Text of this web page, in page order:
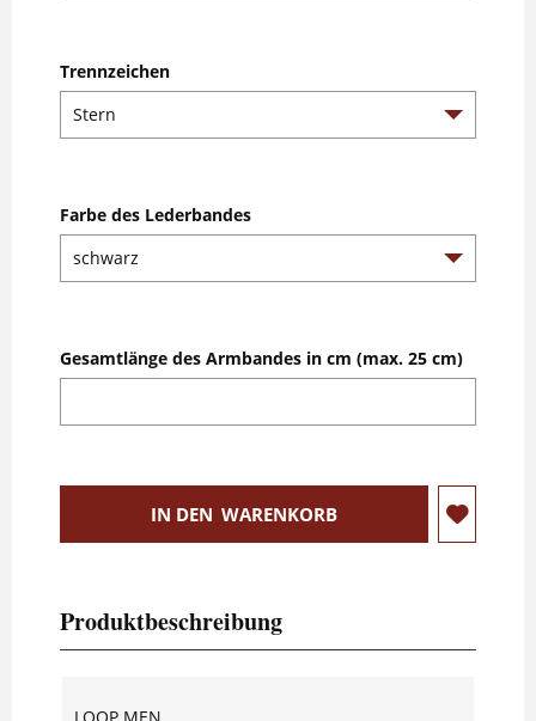
Trennzeichen
Farbe des Lederbandes
Gesamtlänge des Armbandes in cm (max. 25 cm)
IN DEN WARENKORB
Produktbeschreibung